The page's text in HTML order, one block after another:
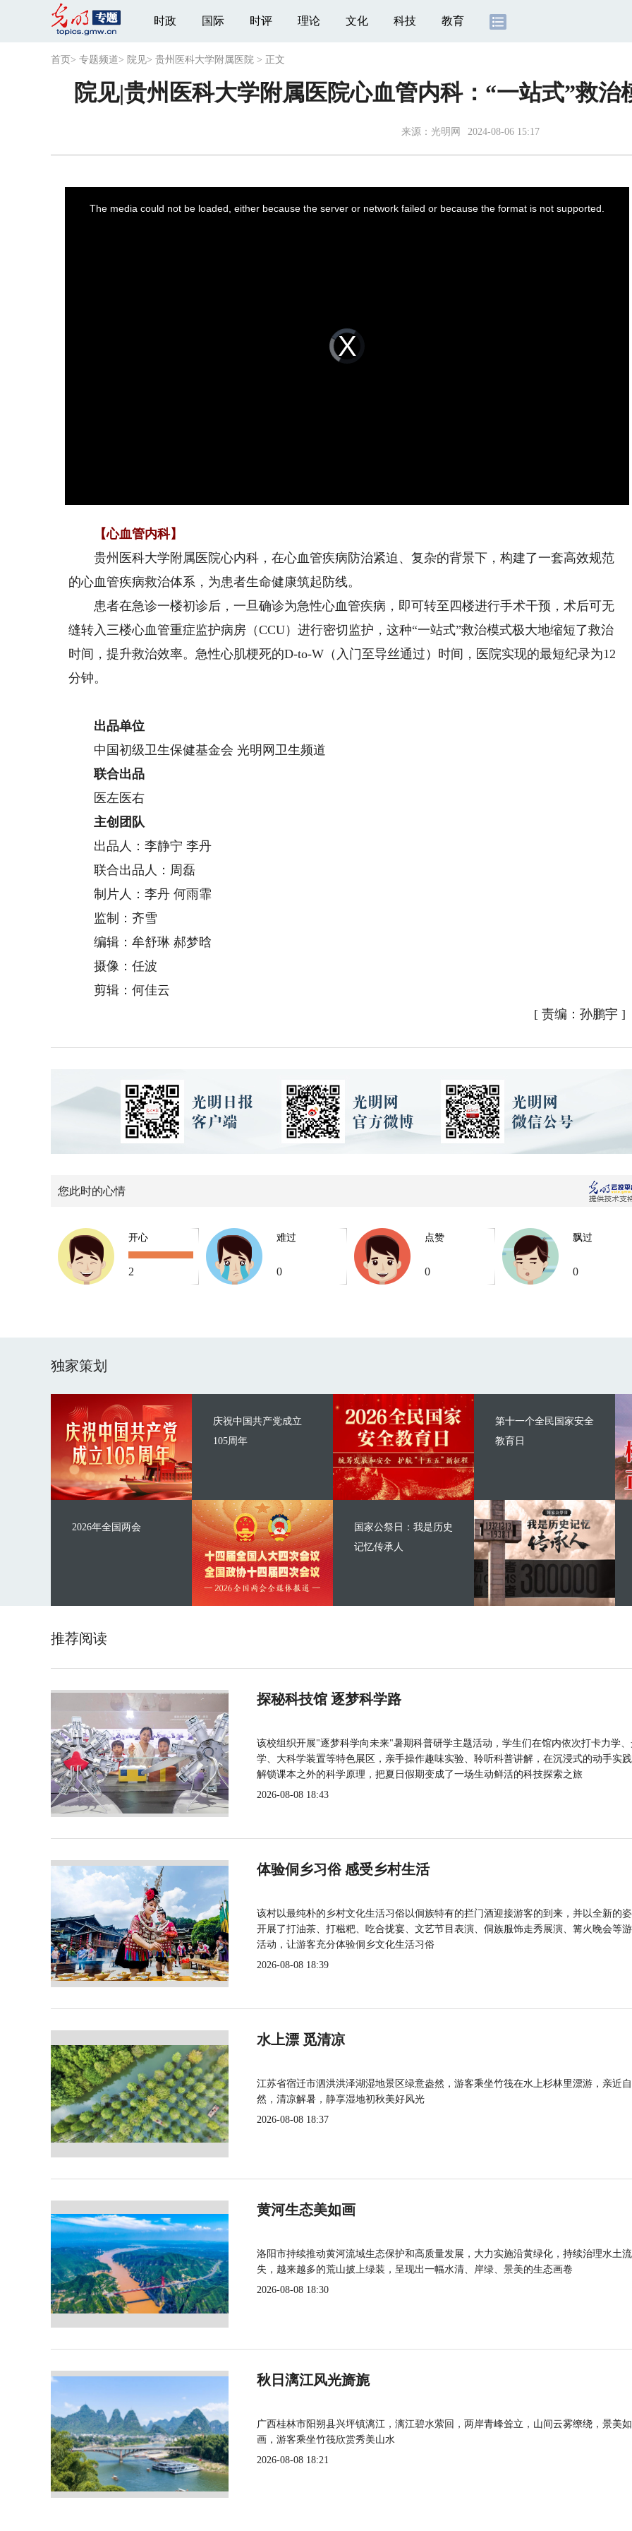
时政 国际 时评 理论 文化 科技 教育
首页 > 专题频道> 院见> 贵州医科大学附属医院 > 正文
院见|贵州医科大学附属医院心血管内科：“一站式”救
来源：光明网 2024-08-06 15:17
Video
Player
is
loading.
The media could not be loaded, either because the server or network failed or because the format is not supported.
【心血管内科】
贵州医科大学附属医院心内科，在心血管疾病防治紧迫、复杂的背景下，构建了一套高效规范
的心血管疾病救治体系，为患者生命健康筑起防线。
患者在急诊一楼初诊后，一旦确诊为急性心血管疾病，即可转至四楼进行手术干预，术后可无
缝转入三楼心血管重症监护病房（CCU）进行密切监护，这种“一站式”救治模式极大地缩短了救治
时间，提升救治效率。急性心肌梗死的D-to-W（入门至导丝通过）时间，医院实现的最短纪录为12
分钟。
出品单位
中国初级卫生保健基金会 光明网卫生频道
联合出品
医左医右
主创团队
出品人：李静宁 李丹
联合出品人：周磊
制片人：李丹 何雨霏
监制：齐雪
编辑：牟舒琳 郝梦晗
摄像：任波
剪辑：何佳云
[ 责编：孙鹏宇 ]
您此时的心情
开心
2
难过
0
点赞
0
飘过
0
独家策划
庆祝中国共产党成立
105周年
2026年全国两会
第十一个全民国家安全
教育日
国家公祭日：我是历史
记忆传承人
推荐阅读
探秘科技馆 逐梦科学路
该校组织开展"逐梦科学向未来"暑期科普研学主题活动，学生们在馆内依次打卡力学
学、大科学装置等特色展区，亲手操作趣味实验、聆听科普讲解，在沉浸式的动手实
解锁课本之外的科学原理，把夏日假期变成了一场生动鲜活的科技探索之旅
2026-08-08 18:43
体验侗乡习俗 感受乡村生活
该村以最纯朴的乡村文化生活习俗以侗族特有的拦门酒迎接游客的到来，并以全新的
开展了打油茶、打糍粑、吃合拢宴、文艺节目表演、侗族服饰走秀展演、篝火晚会等
活动，让游客充分体验侗乡文化生活习俗
2026-08-08 18:39
水上漂 觅清凉
江苏省宿迁市泗洪洪泽湖湿地景区绿意盎然，游客乘坐竹筏在水上杉林里漂游，亲近自
然，清凉解暑，静享湿地初秋美好风光
2026-08-08 18:37
黄河生态美如画
洛阳市持续推动黄河流域生态保护和高质量发展，大力实施沿黄绿化，持续治理水土流
失，越来越多的荒山披上绿装，呈现出一幅水清、岸绿、景美的生态画卷
2026-08-08 18:30
秋日漓江风光旖旎
广西桂林市阳朔县兴坪镇漓江，漓江碧水萦回，两岸青峰耸立，山间云雾缭绕，景美如
画，游客乘坐竹筏欣赏秀美山水
2026-08-08 18:21